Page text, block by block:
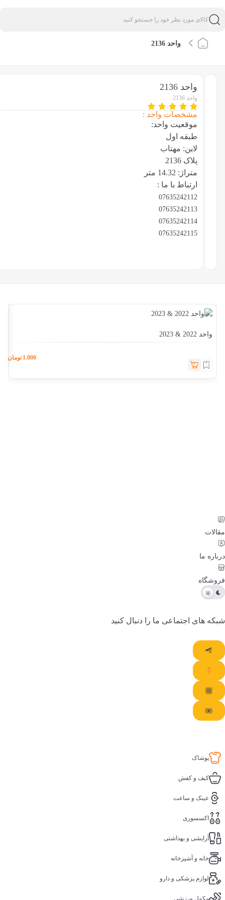
واحد 2136
واحد 2136
واحد 2136
مشخصات واحد :
موقعیت واحد:
طبقه اول
لاین: مهتاب
پلاک 2136
متراژ: 14.32 متر
ارتباط با ما :
07635242112
07635242113
07635242114
07635242115
واحد 2022 & 2023
1.000
ما
های اجتماعی ما را دنبال کنید
پوشاک
کیف و کفش
عینک و ساعت
اکسسوری
آرایشی و بهداشتی
خانه و آشپزخانه
لوازم پزشکی و دارو
مکمل ورزشی